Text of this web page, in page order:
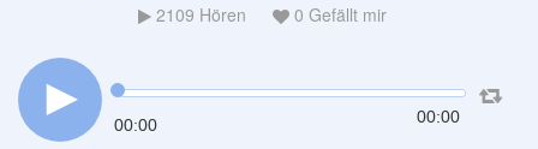
2109 Hören 0 Gefällt mir
00:00 00:00